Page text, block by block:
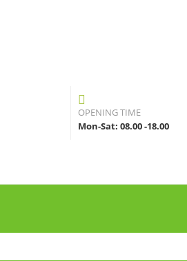
OPENING TIME
Mon-Sat: 08.00 -18.00